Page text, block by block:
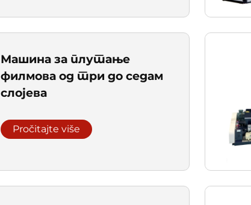
Машина за плутање
филмова од три до седам
слојева
Pročitajte više